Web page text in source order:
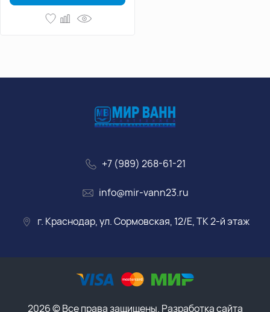
+7 (989) 268-61-21
info@mir-vann23.ru
г. Краснодар, ул. Сормовская, 12/Е, ТК 2-й этаж
2026 © Все права защищены. Разработка сайта